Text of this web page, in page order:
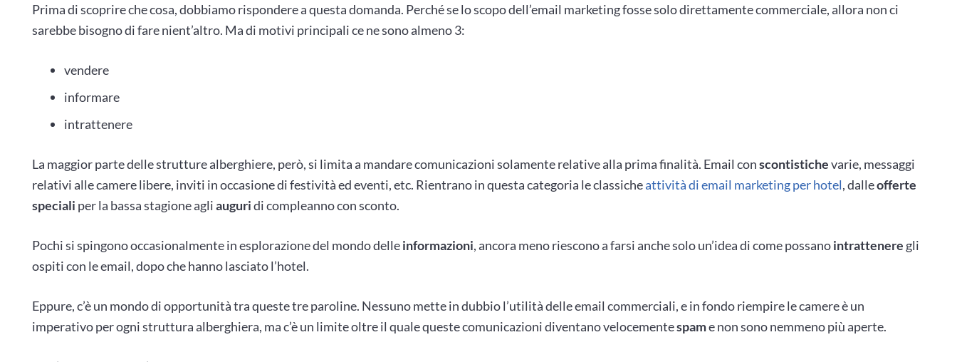
Prima di scoprire che cosa, dobbiamo rispondere a questa domanda. Perché se lo scopo dell’email marketing fosse solo direttamente commerciale, allora non ci
sarebbe bisogno di fare nient’altro. Ma di motivi principali ce ne sono almeno 3:
vendere
informare
intrattenere
La maggior parte delle strutture alberghiere, però, si limita a mandare comunicazioni solamente relative alla prima finalità. Email conscontistichevarie, messaggi
relativi alle camere libere, inviti in occasione di festività ed eventi, etc. Rientrano in questa categoria le classicheattività di email marketing per hotel, dalleofferte
speciali per la bassa stagione agliauguridi compleanno con sconto.
Pochi si spingono occasionalmente in esplorazione del mondo delleinformazioni, ancora meno riescono a farsi anche solo un’idea di come possanointrattenere gli
ospiti con le email, dopo che hanno lasciato l’hotel.
Eppure, c’è un mondo di opportunità tra queste tre paroline. Nessuno mette in dubbio l’utilità delle email commerciali, e in fondo riempire le camere è un
imperativo per ogni struttura alberghiera, ma c’è un limite oltre il quale queste comunicazioni diventano velocementespame non sono nemmeno più aperte.